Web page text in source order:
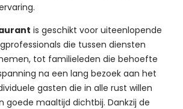
is geschikt voor uiteenlopende
die tussen diensten
tot familieleden die behoefte
na een lang bezoek aan het
gasten die in alle rust willen
goede maaltijd dichtbij. Dankzij de